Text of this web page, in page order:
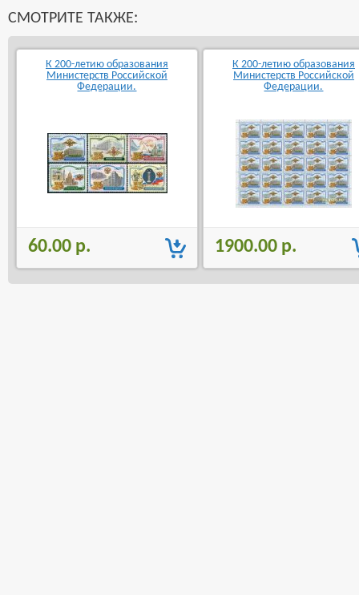
СМОТРИТЕ ТАКЖЕ:
К 200-летию образования
Министерств Российской
Федерации.
60.00 р.
К 200-летию образования
Министерств Российской
Федерации.
1900.00 р.